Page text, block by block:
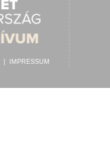
IMPRESSUM